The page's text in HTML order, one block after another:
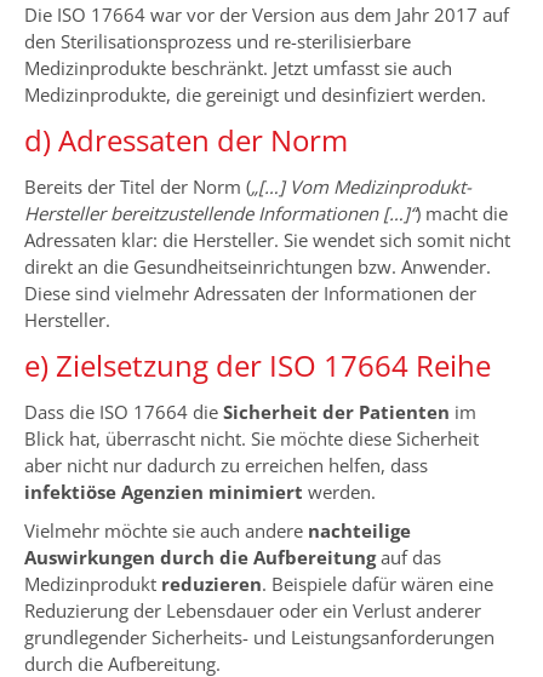
Die ISO 17664 war vor der Version aus dem Jahr 2017 auf
den Sterilisationsprozess und re-sterilisierbare
Medizinprodukte beschränkt. Jetzt umfasst sie auch
Medizinprodukte, die gereinigt und desinfiziert werden.
d) Adressaten der Norm
Bereits der Titel der Norm („[…] Vom Medizinprodukt-
Hersteller bereitzustellende Informationen […]“) macht die
Adressaten klar: die Hersteller. Sie wendet sich somit nicht
direkt an die Gesundheitseinrichtungen bzw. Anwender.
Diese sind vielmehr Adressaten der Informationen der
Hersteller.
e) Zielsetzung der ISO 17664 Reihe
Dass die ISO 17664 die Sicherheit der Patienten im
Blick hat, überrascht nicht. Sie möchte diese Sicherheit
aber nicht nur dadurch zu erreichen helfen, dass
infektiöse Agenzien minimiert werden.
Vielmehr möchte sie auch andere nachteilige
Auswirkungen durch die Aufbereitungauf das
Medizinprodukt reduzieren. Beispiele dafür wären eine
Reduzierung der Lebensdauer oder ein Verlust anderer
grundlegender Sicherheits- und Leistungsanforderungen
durch die Aufbereitung.